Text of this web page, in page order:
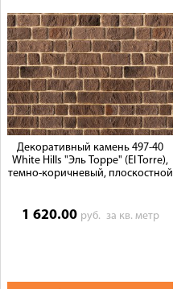
Декоративный камень 497-40
White Hills "Эль Торре" (El Torre),
темно-коричневый, плоскостной
1 620.00 руб. за кв. метр